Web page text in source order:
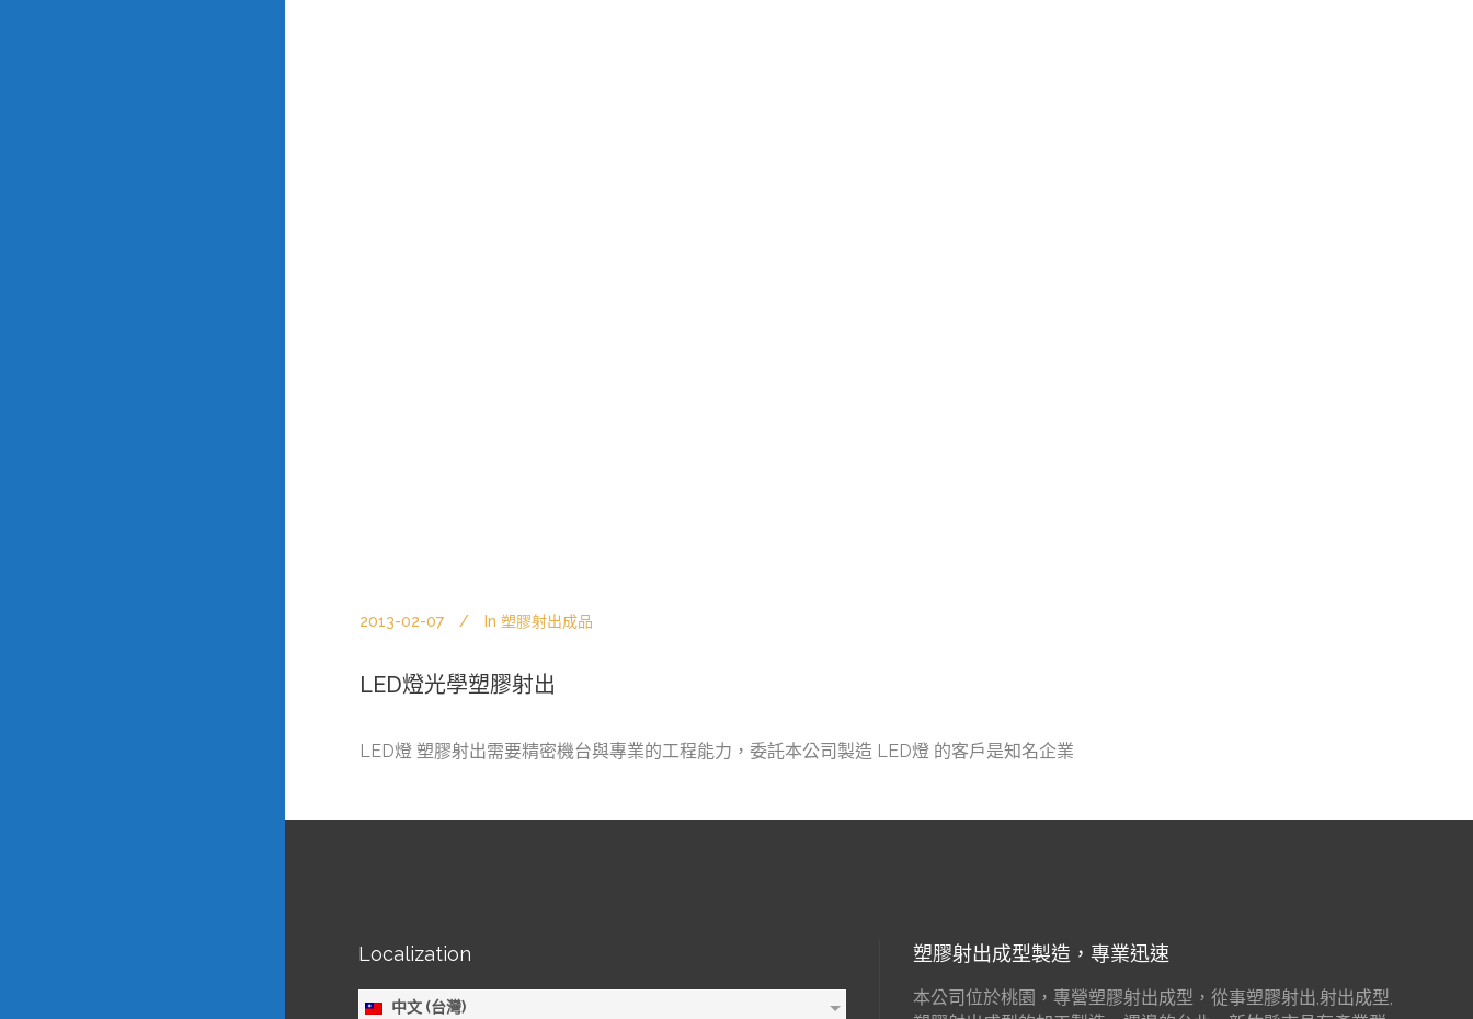
2013-02-07 In 塑膠射出成品
LED燈光學塑膠射出
LED燈 塑膠射出需要精密機台與專業的工程能力，委託本公司製造 LED燈 的客戶是知名企業
Localization
中文 (台灣)
塑膠射出成型製造，專業迅速
本公司位於桃園，專營塑膠射出成型，從事塑膠射出,射出成型,